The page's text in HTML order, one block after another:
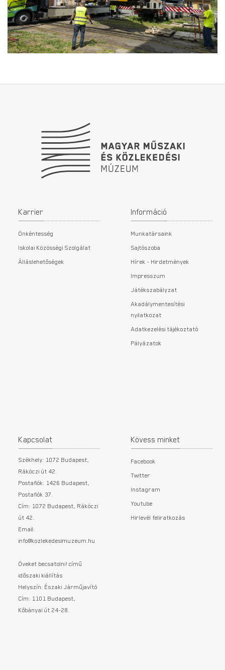
Karrier
Önkéntesség
Iskolai Közösségi Szolgálat
Álláslehetőségek
Információ
Munkatársaink
Sajtószoba
Hírek - Hirdetmények
Impresszum
Játékszabályzat
Akadálymentesítési
nyilatkozat
Adatkezelési tájékoztató
Pályázatok
Kapcsolat
Székhely: 1072 Budapest,
Rákóczi út 42.
Postafiók: 1426 Budapest,
Postafiók 37.
Cím: 1072 Budapest, Rákóczi
út 42.
Email:
info@kozlekedesimuzeum.hu
Öveket becsatolni! című
időszaki kiállítás
Helyszín: Északi Járműjavító
Cím: 1101 Budapest,
Kőbányai út 24-28.
Kövess minket
Facebook
Twitter
Instagram
Youtube
Hirlevél feliratkozás